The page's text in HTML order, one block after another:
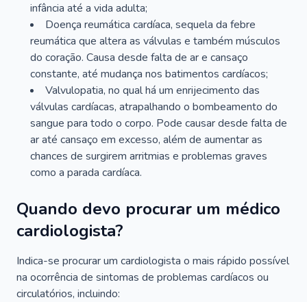
infância até a vida adulta;
Doença reumática cardíaca, sequela da febre
reumática que altera as válvulas e também músculos
do coração. Causa desde falta de ar e cansaço
constante, até mudança nos batimentos cardíacos;
Valvulopatia, no qual há um enrijecimento das
válvulas cardíacas, atrapalhando o bombeamento do
sangue para todo o corpo. Pode causar desde falta de
ar até cansaço em excesso, além de aumentar as
chances de surgirem arritmias e problemas graves
como a parada cardíaca.
Quando devo procurar um médico
cardiologista?
Indica-se procurar um cardiologista o mais rápido possível
na ocorrência de sintomas de problemas cardíacos ou
circulatórios, incluindo: